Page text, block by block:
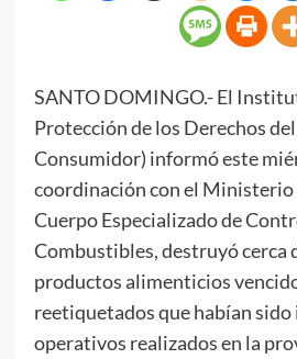
SANTO DOMINGO.- El
Protección de los Derechos
Consumidor) informó este
coordinación con el Ministerio
Cuerpo Especializado de
Combustibles, destruyó cerca
productos alimenticios
reetiquetados que habían sido
operativos realizados en la